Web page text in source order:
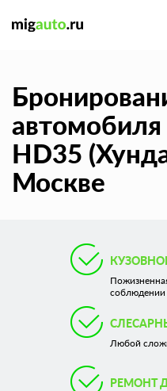
HD35
Москве
соблюдении
Любой
РЕМОНТ